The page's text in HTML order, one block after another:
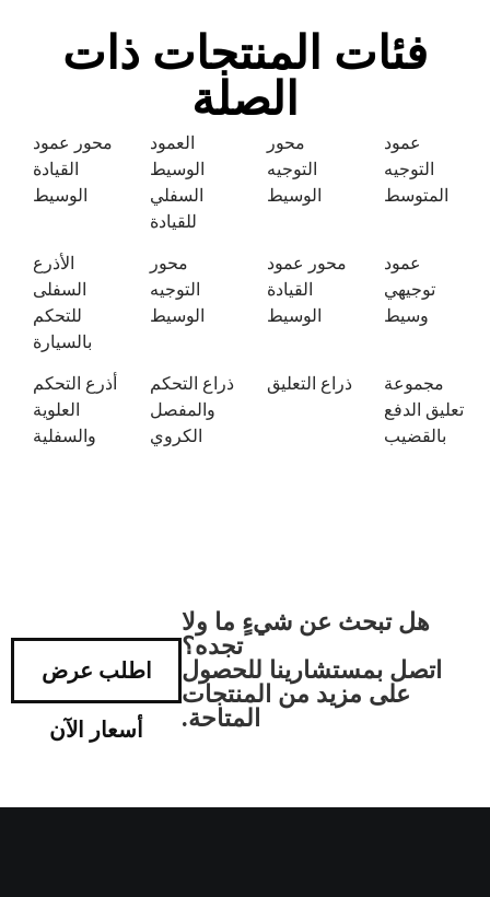
فئات المنتجات ذات
الصلة
عمود
التوجيه
المتوسط
محور
التوجيه
الوسيط
العمود
الوسيط
السفلي
للقيادة
محور عمود
القيادة
الوسيط
عمود
توجيهي
وسيط
محور عمود
القيادة
الوسيط
محور
التوجيه
الوسيط
الأذرع
السفلى
للتحكم
بالسيارة
مجموعة
تعليق الدفع
بالقضيب
ذراع التعليق
ذراع التحكم
والمفصل
الكروي
أذرع التحكم
العلوية
والسفلية
هل تبحث عن شيءٍ ما ولا
تجده؟
اتصل بمستشارينا للحصول
على مزيد من المنتجات
المتاحة.
اطلب عرض
أسعار الآن